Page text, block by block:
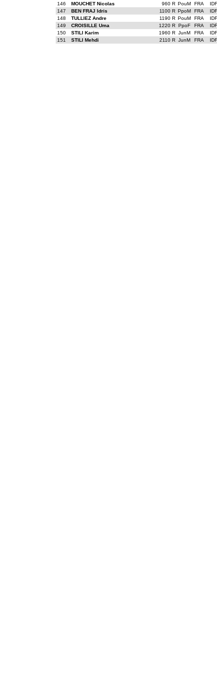
146 MOUCHET Nicolas 960 R PouM FRA
IDF
147
BEN FRAJ Idris 1100 R PpoM FRA
IDF
148
TULLIEZ Andre 1190 R PouM FRA
IDF
149
CROISILLE Uma 1220 R PpoF FRA
IDF
150
STILI Karim 1960 R JunM FRA
IDF
151
STILI Mehdi 2110 R JunM FRA IDF